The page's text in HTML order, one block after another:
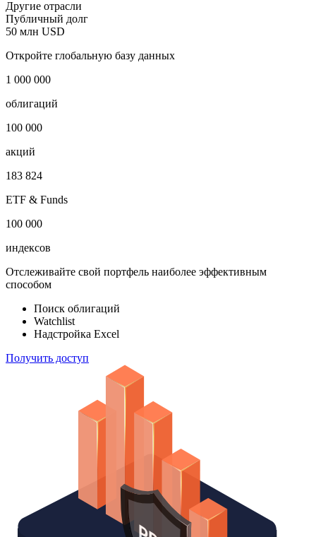
Другие отрасли
Публичный долг
50 млн USD
Откройте глобальную базу данных
1 000 000
облигаций
100 000
акций
183 824
ETF & Funds
100 000
индексов
Отслеживайте свой портфель наиболее эффективным
способом
Поиск облигаций
Watchlist
Надстройка Excel
Получить доступ